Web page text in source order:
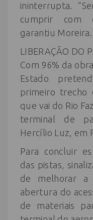
ininterrupta.
cumprir com
garantiu Moreira.
LIBERAÇÃO DO
Com 96% da
Estado
primeiro trecho
que vai do Rio
terminal de
Hercílio Luz, em
Para concluir
das pistas,
de melhorar a
abertura do
de materiais